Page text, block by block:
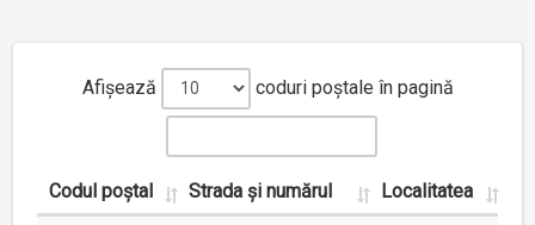
Afișează coduri poștale în pagină
Codul poștal Strada și numărul Localitatea